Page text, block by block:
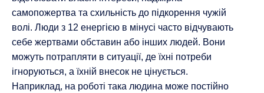
самопожертва та схильність до підкорення чужій
волі. Люди з 12 енергією в мінусі часто відчувають
себе жертвами обставин або інших людей. Вони
можуть потрапляти в ситуації, де їхні потреби
ігноруються, а їхній внесок не цінується.
Наприклад, на роботі така людина може постійно